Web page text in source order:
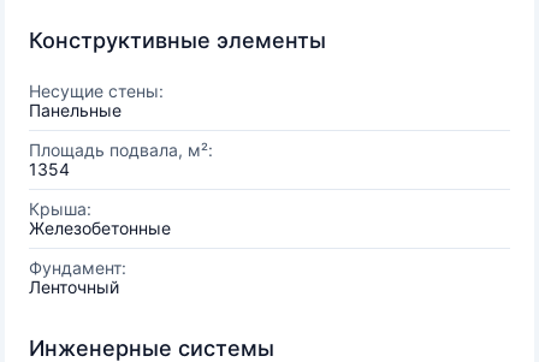
Конструктивные элементы
Несущие стены:
Панельные
Площадь подвала, м²:
1354
Крыша:
Железобетонные
Фундамент:
Ленточный
Инженерные системы